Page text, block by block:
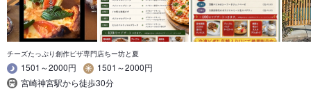
チーズたっぷり創作ピザ専門店ちー坊と夏
1501～2000円
1501～2000円
宮崎神宮駅から徒歩30分